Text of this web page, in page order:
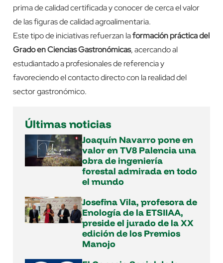
prima de calidad certificada y conocer de cerca el valor
de las figuras de calidad agroalimentaria.
Este tipo de iniciativas refuerzan laformación práctica del
Grado en Ciencias Gastronómicas, acercando al
estudiantado a profesionales de referencia y
favoreciendo el contacto directo con la realidad del
sector gastronómico.
Últimas noticias
Joaquín Navarro pone en
valor en TV8 Palencia una
obra de ingeniería
forestal admirada en todo
el mundo
Josefina Vila, profesora de
Enología de la ETSIIAA,
preside el jurado de la XX
edición de los Premios
Manojo